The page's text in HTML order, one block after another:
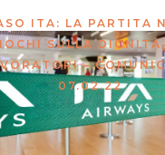
ITA: LA PARTITA
SULLA DIGNITÀ
–
07.02.22